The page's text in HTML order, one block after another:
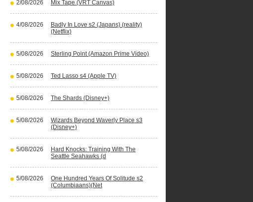
2/08/2026 Mix Tape (VRT Canvas)
4/08/2026
Badly In Love s2 (Japans) (reality)
(Netflix)
5/08/2026 Sterling Point (Amazon Prime Video)
5/08/2026 Ted Lasso s4 (Apple TV)
5/08/2026 The Shards (Disney+)
5/08/2026
Wizards Beyond Waverly Place s3
(Disney+)
5/08/2026
Hard Knocks: Training With The
Seattle Seahawks (d
5/08/2026
One Hundred Years Of Solitude s2
(Columbiaans)(Net